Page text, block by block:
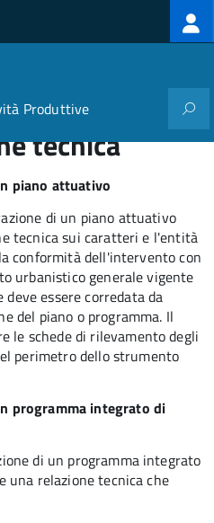
Produttive
tecnica
piano attuativo
di un piano attuativo
tecnica sui caratteri e l'entità
conformità dell'intervento con
urbanistico generale vigente
essere corredata da
del piano o programma. Il
le schede di rilevamento degli
perimetro dello strumento
programma integrato di
di un programma integrato
una relazione tecnica che